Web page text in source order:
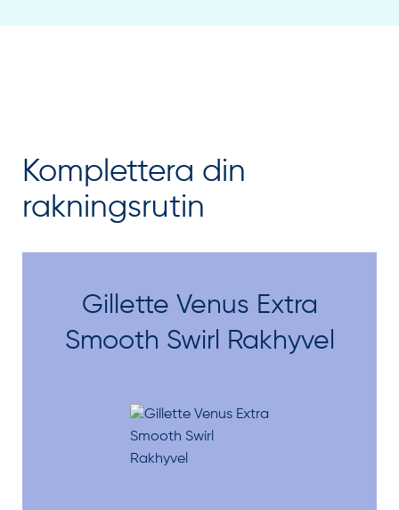
Komplettera din
rakningsrutin
Gillette Venus Extra
Smooth Swirl Rakhyvel